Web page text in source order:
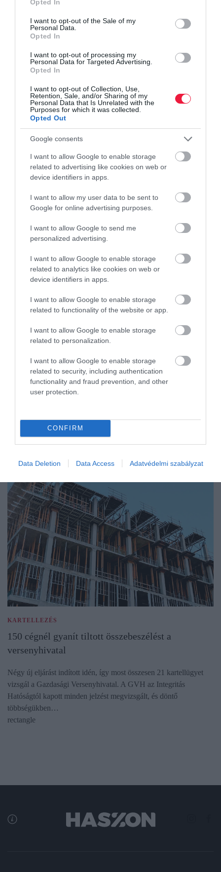
use your data for below specified purposes in below Google
consent section.
Opted In
I want to opt-out of the Sale of my
Personal Data.
Opted In
I want to opt-out of processing my
Personal Data for Targeted Advertising.
Opted In
I want to opt-out of Collection, Use,
Retention, Sale, and/or Sharing of my
Personal Data that Is Unrelated with the
Purposes for which it was collected.
Opted Out
Google consents
I want to allow Google to enable storage
related to advertising like cookies on web or
device identifiers in apps.
I want to allow my user data to be sent to
Google for online advertising purposes.
I want to allow Google to send me
personalized advertising.
I want to allow Google to enable storage
related to analytics like cookies on web or
device identifiers in apps.
I want to allow Google to enable storage
related to functionality of the website or app.
I want to allow Google to enable storage
related to personalization.
I want to allow Google to enable storage
related to security, including authentication
functionality and fraud prevention, and other
user protection.
CONFIRM
Data Deletion Data Access Adatvédelmi szabályzat
PIACOK
Nyomulnak a hibridek a használt autók hazai
piacán
legnagyobb nyertesek pedig egyértelműen a hibridek voltak.
Miközben az érdeklődések száma nőtt, a kínálat összetétele is
KARTELLEZÉS
150 cégnél gyanít tiltott összebeszélést a
versenyhivatal
Négy új eljárást indított idén, így most összesen 21 kartellügyet
vizsgál a Gazdasági Versenyhivatal. A GVH az Integritás
Hatóságtól kapott minden jelzést megvizsgált, és döntő
többségükben…
rectangle